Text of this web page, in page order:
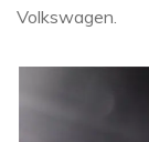
Volkswagen.